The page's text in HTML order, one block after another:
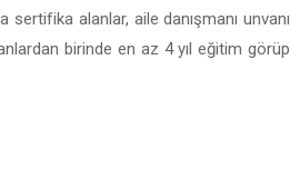
sertifika alanlar, aile danışmanı unvanı
birinde en az 4 yıl eğitim görüp